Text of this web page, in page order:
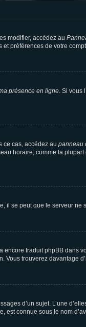
modifier, accédez au
et préférences de votre
présence en ligne. Si vous
ce cas, accédez au panneau
horaire, comme la
il se peut que le serveur
traduit phpBB dans
Vous trouverez davantage
d’un sujet. L’une
connue sous le nom